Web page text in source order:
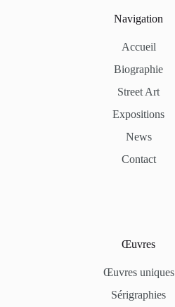
Navigation
Accueil
Biographie
Street Art
Expositions
News
Contact
Œuvres
Œuvres uniques
Sérigraphies